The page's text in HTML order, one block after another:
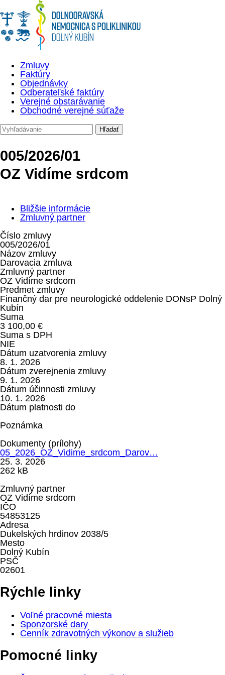
Zmluvy
Faktúry
Objednávky
Odberateľské faktúry
Verejné obstarávanie
Obchodné verejné súťaže
005/2026/01
OZ Vidíme srdcom
Bližšie informácie
Zmluvný partner
Číslo zmluvy
005/2026/01
Názov zmluvy
Darovacia zmluva
Zmluvný partner
OZ Vidíme srdcom
Predmet zmluvy
Finančný dar pre neurologické oddelenie DONsP Dolný
Kubín
Suma
3 100,00 €
Suma s DPH
NIE
Dátum uzatvorenia zmluvy
8. 1. 2026
Dátum zverejnenia zmluvy
9. 1. 2026
Dátum účinnosti zmluvy
10. 1. 2026
Dátum platnosti do
Poznámka
Dokumenty (prílohy)
05_2026_OZ_Vidime_srdcom_Darov…
25. 3. 2026
262 kB
Zmluvný partner
OZ Vidíme srdcom
IČO
54853125
Adresa
Dukelských hrdinov 2038/5
Mesto
Dolný Kubín
PSČ
02601
Rýchle linky
Voľné pracovné miesta
Sponzorské dary
Cenník zdravotných výkonov a služieb
Pomocné linky